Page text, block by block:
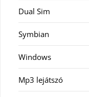
Dual Sim
Symbian
Windows
Mp3 lejátszó